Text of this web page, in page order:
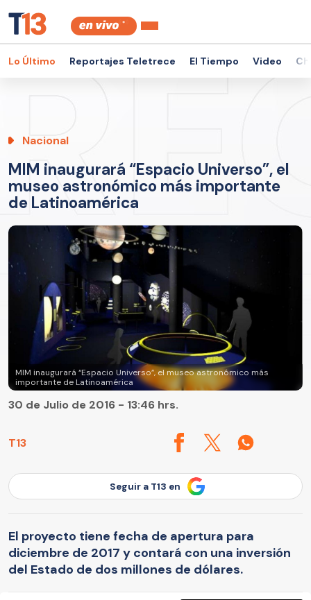
Lo Último Reportajes Teletrece El Tiempo Video
Nacional
MIM inaugurará “Espacio Universo”, el
museo astronómico más importante
de Latinoamérica
MIM inaugurará “Espacio Universo”, el museo astronómico más
importante de Latinoamérica
T13
30 de Julio de 2016 - 13:46 hrs.
Seguir a T13 en
El proyecto tiene fecha de apertura para
diciembre de 2017 y contará con una inversión
del Estado de dos millones de dólares.